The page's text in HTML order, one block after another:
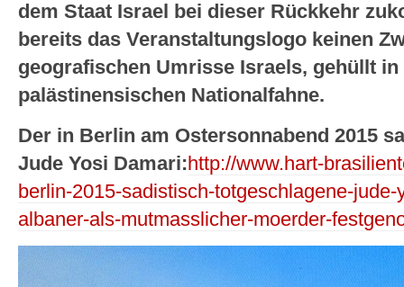
dem Staat Israel bei dieser Rückkehr
bereits das Veranstaltungslogo keinen
geografischen Umrisse Israels, gehüllt in
palästinensischen Nationalfahne.
Der in Berlin am Ostersonnabend 2015
Jude Yosi Damari:http://www.hart-
berlin-2015-sadistisch-totgeschlagene-
albaner-als-mutmasslicher-moerder-